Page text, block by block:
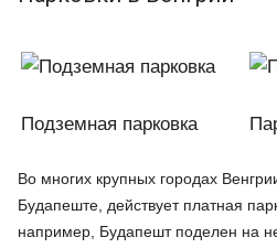
Подземная парковка
Во многих крупных городах
Будапеште, действует платная
например, Будапешт поделен на